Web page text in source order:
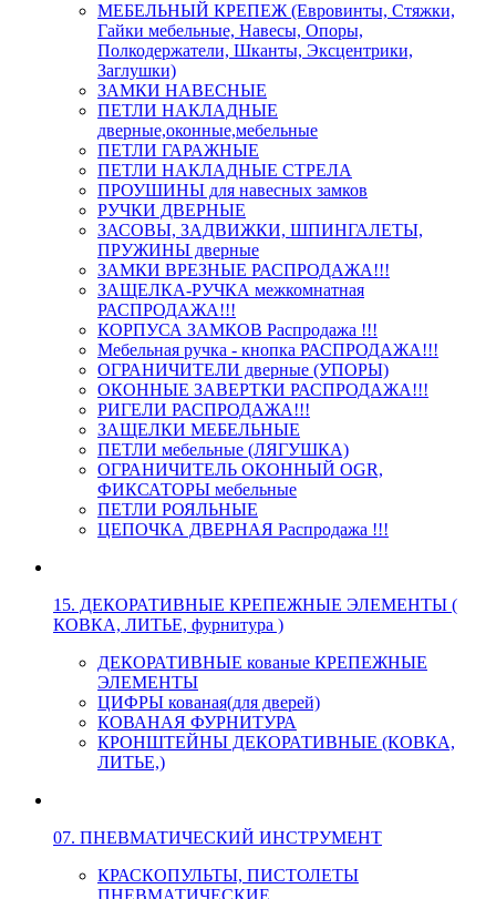
МЕБЕЛЬНЫЙ КРЕПЕЖ (Евровинты, Стяжки,
Гайки мебельные, Навесы, Опоры,
Полкодержатели, Шканты, Эксцентрики,
Заглушки)
ЗАМКИ НАВЕСНЫЕ
ПЕТЛИ НАКЛАДНЫЕ
дверные,оконные,мебельные
ПЕТЛИ ГАРАЖНЫЕ
ПЕТЛИ НАКЛАДНЫЕ СТРЕЛА
ПРОУШИНЫ для навесных замков
РУЧКИ ДВЕРНЫЕ
ЗАСОВЫ, ЗАДВИЖКИ, ШПИНГАЛЕТЫ,
ПРУЖИНЫ дверные
ЗАМКИ ВРЕЗНЫЕ РАСПРОДАЖА!!!
ЗАЩЕЛКА-РУЧКА межкомнатная
РАСПРОДАЖА!!!
КОРПУСА ЗАМКОВ Распродажа !!!
Мебельная ручка - кнопка РАСПРОДАЖА!!!
ОГРАНИЧИТЕЛИ дверные (УПОРЫ)
ОКОННЫЕ ЗАВЕРТКИ РАСПРОДАЖА!!!
РИГЕЛИ РАСПРОДАЖА!!!
ЗАЩЕЛКИ МЕБЕЛЬНЫЕ
ПЕТЛИ мебельные (ЛЯГУШКА)
ОГРАНИЧИТЕЛЬ ОКОННЫЙ OGR,
ФИКСАТОРЫ мебельные
ПЕТЛИ РОЯЛЬНЫЕ
ЦЕПОЧКА ДВЕРНАЯ Распродажа !!!
15. ДЕКОРАТИВНЫЕ КРЕПЕЖНЫЕ ЭЛЕМЕНТЫ (
КОВКА, ЛИТЬЕ, фурнитура )
ДЕКОРАТИВНЫЕ кованые КРЕПЕЖНЫЕ
ЭЛЕМЕНТЫ
ЦИФРЫ кованая(для дверей)
КОВАНАЯ ФУРНИТУРА
КРОНШТЕЙНЫ ДЕКОРАТИВНЫЕ (КОВКА,
ЛИТЬЕ,)
07. ПНЕВМАТИЧЕСКИЙ ИНСТРУМЕНТ
КРАСКОПУЛЬТЫ, ПИСТОЛЕТЫ
ПНЕВМАТИЧЕСКИЕ